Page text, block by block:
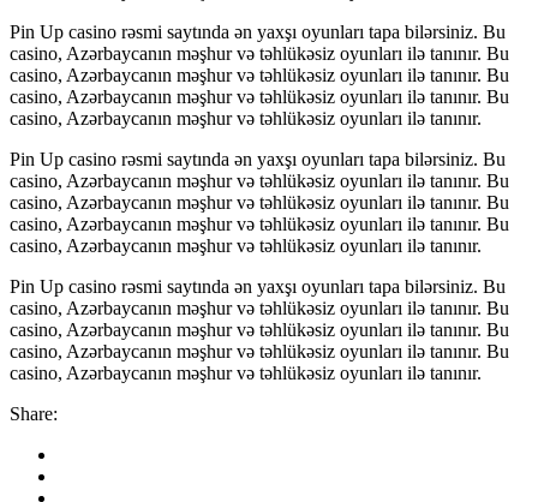
Pin Up casino rəsmi saytında ən yaxşı oyunları tapa bilərsiniz. Bu
casino, Azərbaycanın məşhur və təhlükəsiz oyunları ilə tanınır. Bu
casino, Azərbaycanın məşhur və təhlükəsiz oyunları ilə tanınır. Bu
casino, Azərbaycanın məşhur və təhlükəsiz oyunları ilə tanınır. Bu
casino, Azərbaycanın məşhur və təhlükəsiz oyunları ilə tanınır.
Pin Up casino rəsmi saytında ən yaxşı oyunları tapa bilərsiniz. Bu
casino, Azərbaycanın məşhur və təhlükəsiz oyunları ilə tanınır. Bu
casino, Azərbaycanın məşhur və təhlükəsiz oyunları ilə tanınır. Bu
casino, Azərbaycanın məşhur və təhlükəsiz oyunları ilə tanınır. Bu
casino, Azərbaycanın məşhur və təhlükəsiz oyunları ilə tanınır.
Pin Up casino rəsmi saytında ən yaxşı oyunları tapa bilərsiniz. Bu
casino, Azərbaycanın məşhur və təhlükəsiz oyunları ilə tanınır. Bu
casino, Azərbaycanın məşhur və təhlükəsiz oyunları ilə tanınır. Bu
casino, Azərbaycanın məşhur və təhlükəsiz oyunları ilə tanınır. Bu
casino, Azərbaycanın məşhur və təhlükəsiz oyunları ilə tanınır.
Share: